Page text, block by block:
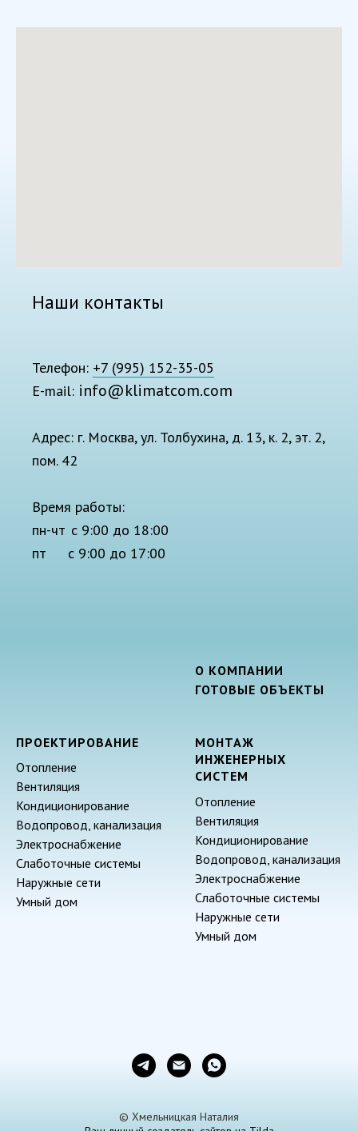
Наши контакты
Телефон: +7 (995) 152-35-05
E-mail: info@klimatcom.com
Адрес: г. Москва, ул. Толбухина, д. 13, к. 2, эт. 2,
пом. 42
Время работы:
пн-чт с 9:00 до 18:00
пт
с 9:00 до 17:00
О КОМПАНИИ
ГОТОВЫЕ ОБЪЕКТЫ
ПРОЕКТИРОВАНИЕ
Отопление
Вентиляция
Кондиционирование
Водопровод, канализация
Электроснабжение
Слаботочные системы
Наружные сети
Умный дом
МОНТАЖ
ИНЖЕНЕРНЫХ
СИСТЕМ
Отопление
Вентиляция
Кондиционирование
Водопровод, канализация
Электроснабжение
Слаботочные системы
Наружные сети
Умный дом
© Хмельницкая Наталия